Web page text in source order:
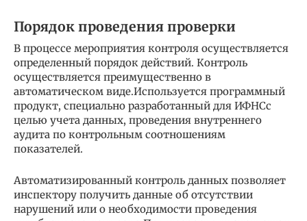
Порядок проведения проверки
В процессе мероприятия контроля осуществляется
определенный порядок действий. Контроль
осуществляется преимущественно в
автоматическом виде.Используется программный
продукт, специально разработанный для ИФНСс
целью учета данных, проведения внутреннего
аудита по контрольным соотношениям
показателей.
Автоматизированный контроль данных позволяет
инспектору получить данные об отсутствии
нарушений или о необходимости проведения